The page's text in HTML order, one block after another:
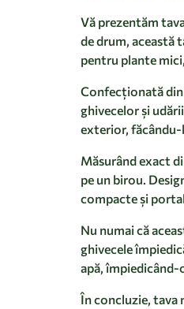
Vă prezentăm
de drum, această
pentru plante
Confecționată
ghivecelor și
exterior, făcându-
Măsurând exact
pe un birou.
compacte și
Nu numai că
ghivecele
apă, împiedicând-
În concluzie, tava